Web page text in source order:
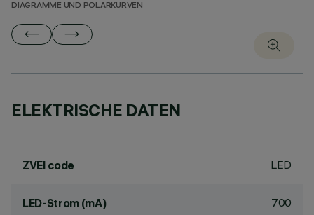
DIAGRAMME UND POLARKURVEN
ELEKTRISCHE DATEN
ZVEI code LED
LED-Strom (mA) 700